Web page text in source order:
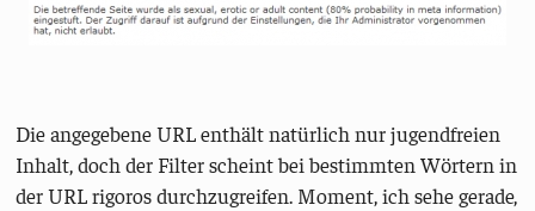
Die angegebene URL enthält natürlich nur jugendfreien
Inhalt, doch der Filter scheint bei bestimmten Wörtern in
der URL rigoros durchzugreifen. Moment, ich sehe gerade,